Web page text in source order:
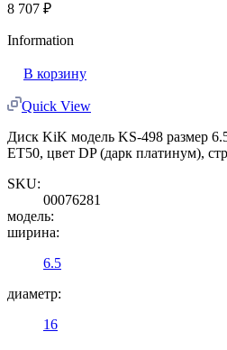
8 707 ₽
Information
В корзину
Quick View
Диск KiK модель KS-498 размер
ET50, цвет DP (дарк платинум),
SKU:
00076281
модель:
ширина:
6.5
диаметр:
16